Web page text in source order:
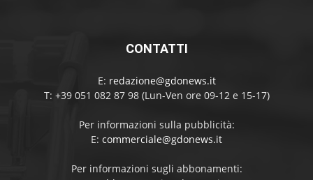
CONTATTI
E: redazione@gdonews.it
T: +39 051 082 87 98 (Lun-Ven ore 09-12 e 15-17)
Per informazioni sulla pubblicità:
E: commerciale@gdonews.it
Per informazioni sugli abbonamenti: